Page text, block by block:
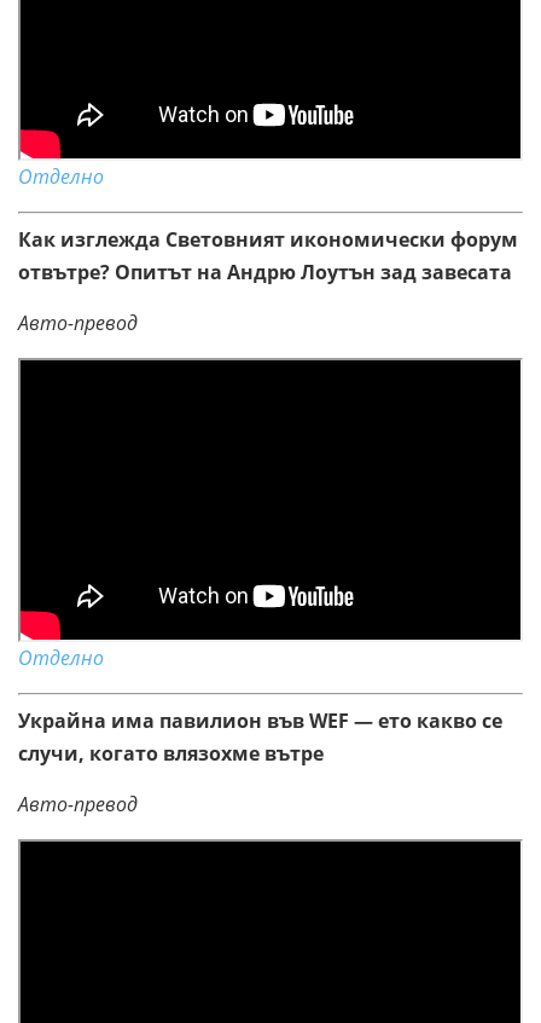
Отделно
Как изглежда Световният икономически форум
отвътре? Опитът на Андрю Лоутън зад завесата
Авто-превод
Отделно
Украйна има павилион във WEF — ето какво се
случи, когато влязохме вътре
Авто-превод